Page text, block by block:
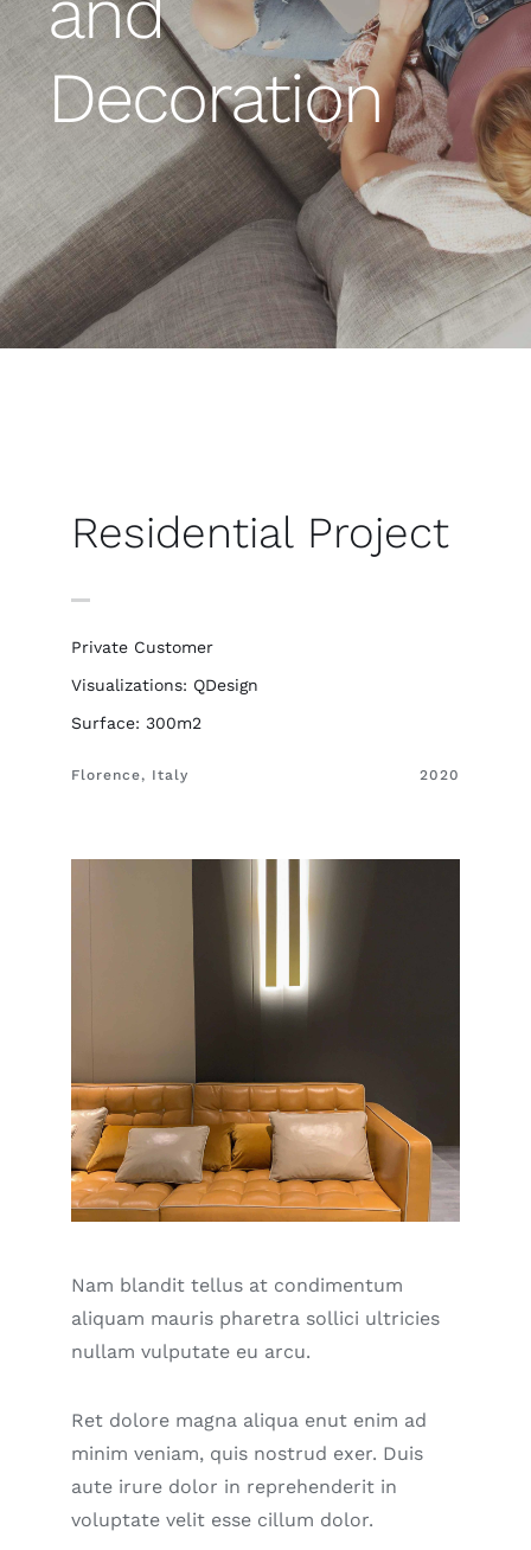
Decoration
Residential Project
Private Customer
Visualizations: QDesign
Surface: 300m2
Florence, Italy 2020
Nam blandit tellus at condimentum
aliquam mauris pharetra sollici ultricies
nullam vulputate eu arcu.
Ret dolore magna aliqua enut enim ad
minim veniam, quis nostrud exer. Duis
aute irure dolor in reprehenderit in
voluptate velit esse cillum dolor.